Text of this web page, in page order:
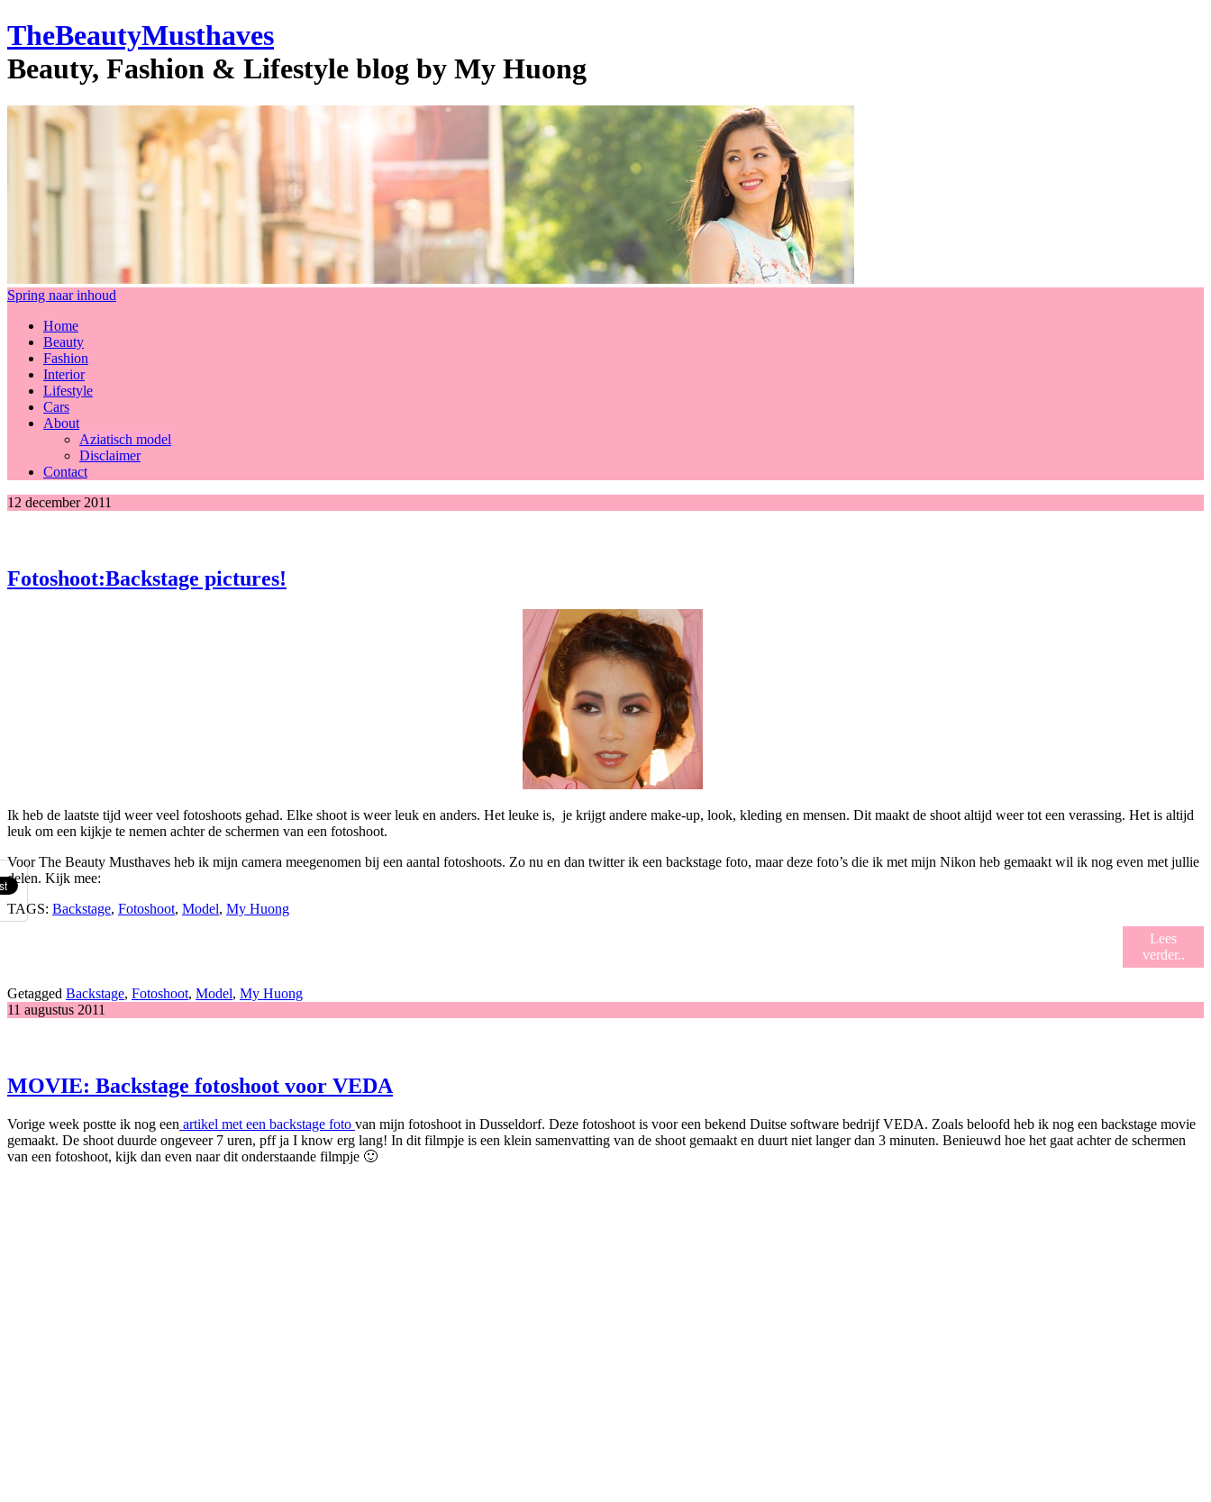
TheBeautyMusthaves
Beauty, Fashion & Lifestyle blog by My Huong
Spring naar inhoud
Home
Beauty
Fashion
Interior
Lifestyle
Cars
About
Aziatisch model
Disclaimer
Contact
12 december 2011
Fotoshoot:Backstage pictures!
Ik heb de laatste tijd weer veel fotoshoots gehad. Elke shoot is weer leuk en anders. Het leuke is, je krijgt andere make-up, look, kleding en mensen. Dit maakt de shoot altijd weer tot een verassing. Het is altijd
leuk om een kijkje te nemen achter de schermen van een fotoshoot.
Voor The Beauty Musthaves heb ik mijn camera meegenomen bij een aantal fotoshoots. Zo nu en dan twitter ik een backstage foto, maar deze foto’s die ik met mijn Nikon heb gemaakt wil ik nog even met jullie
delen. Kijk mee:
TAGS: Backstage, Fotoshoot, Model, My Huong
Lees
verder..
Getagged Backstage, Fotoshoot, Model, My Huong
11 augustus 2011
MOVIE: Backstage fotoshoot voor VEDA
Vorige week postte ik nog een artikel met een backstage foto van mijn fotoshoot in Dusseldorf. Deze fotoshoot is voor een bekend Duitse software bedrijf VEDA. Zoals beloofd heb ik nog een backstage movie
gemaakt. De shoot duurde ongeveer 7 uren, pff ja I know erg lang! In dit filmpje is een klein samenvatting van de shoot gemaakt en duurt niet langer dan 3 minuten. Benieuwd hoe het gaat achter de schermen
van een fotoshoot, kijk dan even naar dit onderstaande filmpje 🙂